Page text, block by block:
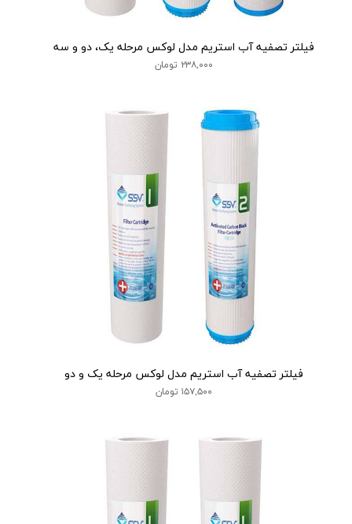
فیلتر تصفیه آب استریم مدل لوکس مرحله یک، دو و سه
۲۳۸,۰۰۰ تومان
فیلتر تصفیه آب استریم مدل لوکس مرحله یک و دو
۱۵۷,۵۰۰ تومان